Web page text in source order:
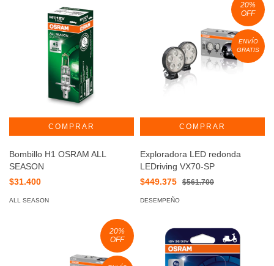
Bombillo H1 OSRAM ALL
SEASON
$31.400
ALL SEASON
20%
OFF
ENVÍO
GRATIS
Exploradora LED redonda
LEDriving VX70-SP
$449.375
$561.700
DESEMPEÑO
20%
OFF